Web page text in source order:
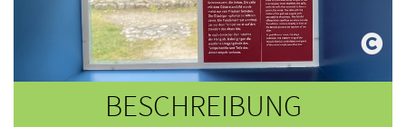
BESCHREIBUNG